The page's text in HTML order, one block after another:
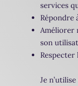
services
Répondre
Améliorer
son
Respecter
Je